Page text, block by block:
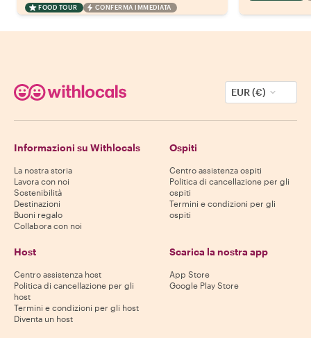
FOOD TOUR CONFERMA IMMEDIATA
EUR (€)
Informazioni su Withlocals
La nostra storia
Lavora con noi
Sostenibilità
Destinazioni
Buoni regalo
Collabora con noi
Ospiti
Centro assistenza ospiti
Politica di cancellazione per gli
ospiti
Termini e condizioni per gli
ospiti
Host
Centro assistenza host
Politica di cancellazione per gli
host
Termini e condizioni per gli host
Diventa un host
Scarica la nostra app
App Store
Google Play Store